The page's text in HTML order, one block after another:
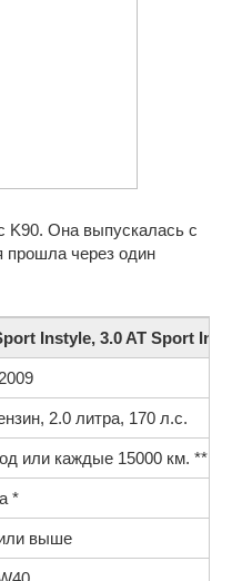
K90. Она выпускалась с
прошла через один
Instyle, 3.0 AT Sport
2.0 литра, 170 л.с.
или каждые 15000 км. **
*
выше